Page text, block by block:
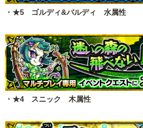
・★5 ゴルディ&バルディ 水属性
・★4 スニック 木属性